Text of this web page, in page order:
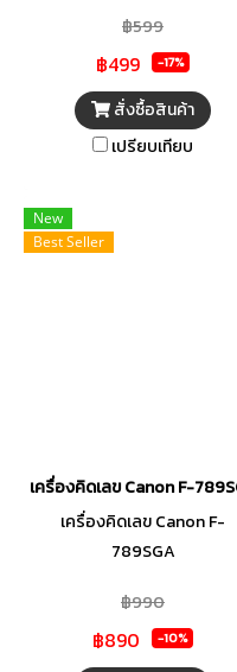
฿599
฿499 -17%
สั่งซื้อสินค้า
เปรียบเทียบ
New
Best Seller
เครื่องคิดเลข Canon F-
เครื่องคิดเลข Canon F-
789SGA
฿990
฿890 -10%